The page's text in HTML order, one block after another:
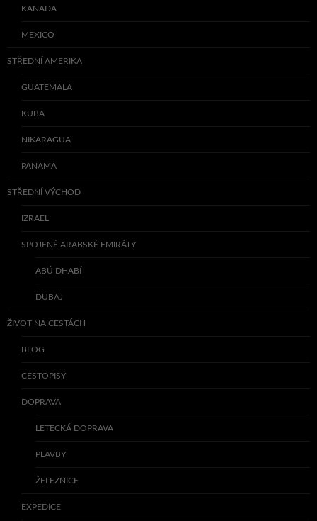
KANADA
MEXICO
STŘEDNÍ AMERIKA
GUATEMALA
KUBA
NIKARAGUA
PANAMA
STŘEDNÍ VÝCHOD
IZRAEL
SPOJENÉ ARABSKÉ EMIRÁTY
ABÚ DHABÍ
DUBAJ
ŽIVOT NA CESTÁCH
BLOG
CESTOPISY
DOPRAVA
LETECKÁ DOPRAVA
PLAVBY
ŽELEZNICE
EXPEDICE